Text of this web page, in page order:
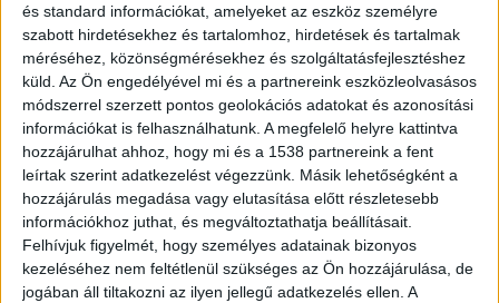
és standard információkat, amelyeket az eszköz személyre
szabott hirdetésekhez és tartalomhoz, hirdetések és tartalmak
méréséhez, közönségmérésekhez és szolgáltatásfejlesztéshez
küld. Az Ön engedélyével mi és a partnereink eszközleolvasásos
módszerrel szerzett pontos geolokációs adatokat és azonosítási
információkat is felhasználhatunk. A megfelelő helyre kattintva
hozzájárulhat ahhoz, hogy mi és a 1538 partnereink a fent
leírtak szerint adatkezelést végezzünk. Másik lehetőségként a
hozzájárulás megadása vagy elutasítása előtt részletesebb
információkhoz juthat, és megváltoztathatja beállításait.
Felhívjuk figyelmét, hogy személyes adatainak bizonyos
kezeléséhez nem feltétlenül szükséges az Ön hozzájárulása, de
jogában áll tiltakozni az ilyen jellegű adatkezelés ellen. A
Egy szobában feküdtek
Bodó Marianna, a Bács-Kiskun Vármegyei
Főügyészség szóvivője azt írta, a román
állampolgárságú férfi egy kórteremben feküdt a
Bács-Kiskun Vármegyei Oktatókórház Sürgősségi
Betegellátó Osztályán a későbbi áldozatával. Az